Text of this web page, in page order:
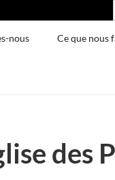
nous Ce que nous